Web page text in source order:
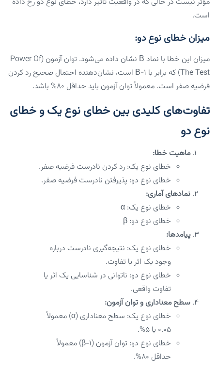
است.
میزان خطای نوع دو:
میزان این خطا با نماد Β نشان داده می‌شود. توان آزمون (Power Of
The Test) که برابر با ۱-Β است، نشان‌دهنده احتمال صحیح رد کردن
فرضیه صفر است. معمولاً توان آزمون باید حداقل ۸۰% باشد.
تفاوت‌های کلیدی بین خطای نوع یک و خطای
نوع دو
ماهیت خطا:
خطای نوع یک: رد کردن نادرست فرضیه صفر.
خطای نوع دو: پذیرفتن نادرست فرضیه صفر.
نمادهای آماری:
خطای نوع یک: α
خطای نوع دو: β
پیامدها:
خطای نوع یک: نتیجه‌گیری نادرست درباره
وجود یک اثر یا تفاوت.
خطای نوع دو: ناتوانی در شناسایی یک اثر یا
تفاوت واقعی.
سطح معناداری و توان آزمون:
خطای نوع یک: سطح معناداری (α) معمولاً
۰.۰۵ یا ۵%.
خطای نوع دو: توان آزمون (۱-β) معمولاً
حداقل ۸۰%.